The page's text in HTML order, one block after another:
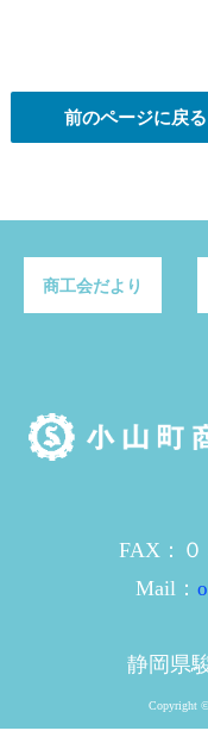
前のページに戻る
商工会だより
FAX：０
Mail：
静岡県
Copyright